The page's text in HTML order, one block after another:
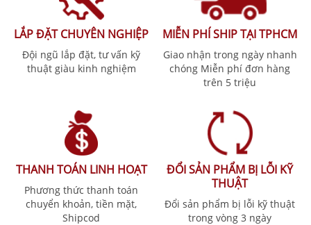
LẮP ĐẶT CHUYÊN NGHIỆP
Đội ngũ lắp đặt, tư vấn kỹ
thuật giàu kinh nghiệm
MIỄN PHÍ SHIP TẠI TPHCM
Giao nhận trong ngày nhanh
chóng Miễn phí đơn hàng
trên 5 triệu
THANH TOÁN LINH HOẠT
Phương thức thanh toán
chuyển khoản, tiền mặt,
Shipcod
ĐỔI SẢN PHẨM BỊ LỖI KỸ
THUẬT
Đổi sản phẩm bị lỗi kỹ thuật
trong vòng 3 ngày